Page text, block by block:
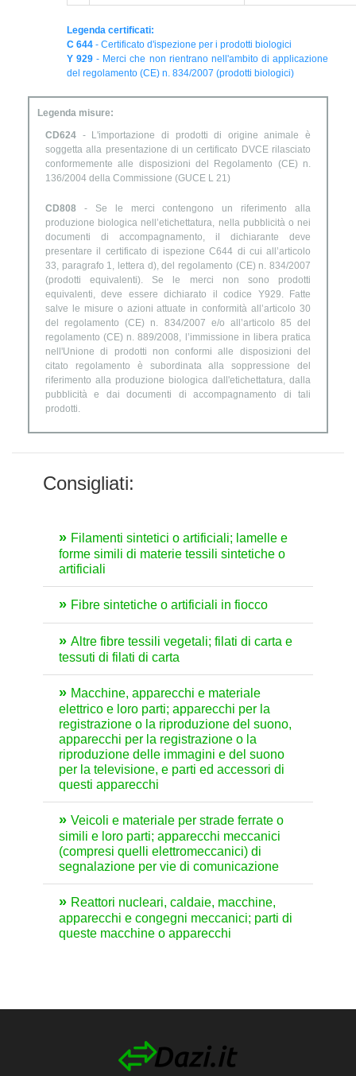
Legenda certificati:
C 644 - Certificato d'ispezione per i prodotti biologici
Y 929 - Merci che non rientrano nell'ambito di applicazione
del regolamento (CE) n. 834/2007 (prodotti biologici)
Legenda misure:
CD624 - L'importazione di prodotti di origine animale è
soggetta alla presentazione di un certificato DVCE rilasciato
conformemente alle disposizioni del Regolamento (CE) n.
136/2004 della Commissione (GUCE L 21)
CD808 - Se le merci contengono un riferimento alla
produzione biologica nell’etichettatura, nella pubblicità o nei
documenti di accompagnamento, il dichiarante deve
presentare il certificato di ispezione C644 di cui all’articolo
33, paragrafo 1, lettera d), del regolamento (CE) n. 834/2007
(prodotti equivalenti). Se le merci non sono prodotti
equivalenti, deve essere dichiarato il codice Y929. Fatte
salve le misure o azioni attuate in conformità all’articolo 30
del regolamento (CE) n. 834/2007 e/o all’articolo 85 del
regolamento (CE) n. 889/2008, l’immissione in libera pratica
nell'Unione di prodotti non conformi alle disposizioni del
citato regolamento è subordinata alla soppressione del
riferimento alla produzione biologica dall'etichettatura, dalla
pubblicità e dai documenti di accompagnamento di tali
prodotti.
Consigliati:
Filamenti sintetici o artificiali; lamelle e
forme simili di materie tessili sintetiche o
artificiali
Fibre sintetiche o artificiali in fiocco
Altre fibre tessili vegetali; filati di carta e
tessuti di filati di carta
Macchine, apparecchi e materiale
elettrico e loro parti; apparecchi per la
registrazione o la riproduzione del suono,
apparecchi per la registrazione o la
riproduzione delle immagini e del suono
per la televisione, e parti ed accessori di
questi apparecchi
Veicoli e materiale per strade ferrate o
simili e loro parti; apparecchi meccanici
(compresi quelli elettromeccanici) di
segnalazione per vie di comunicazione
Reattori nucleari, caldaie, macchine,
apparecchi e congegni meccanici; parti di
queste macchine o apparecchi